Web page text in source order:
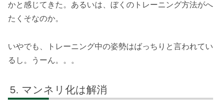
かと感じてきた。あるいは、ぼくのトレーニング方法がへ
たくそなのか。
いやでも、トレーニング中の姿勢はばっちりと言われてい
るし。うーん。。。
マンネリ化は解消